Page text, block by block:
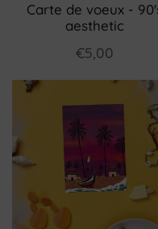
Carte de voeux -
aesthetic
€5,00